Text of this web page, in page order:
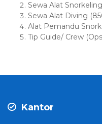
Sewa Alat
Sewa Alat Diving
Alat Pemandu
Tip Guide/ Crew
Kantor